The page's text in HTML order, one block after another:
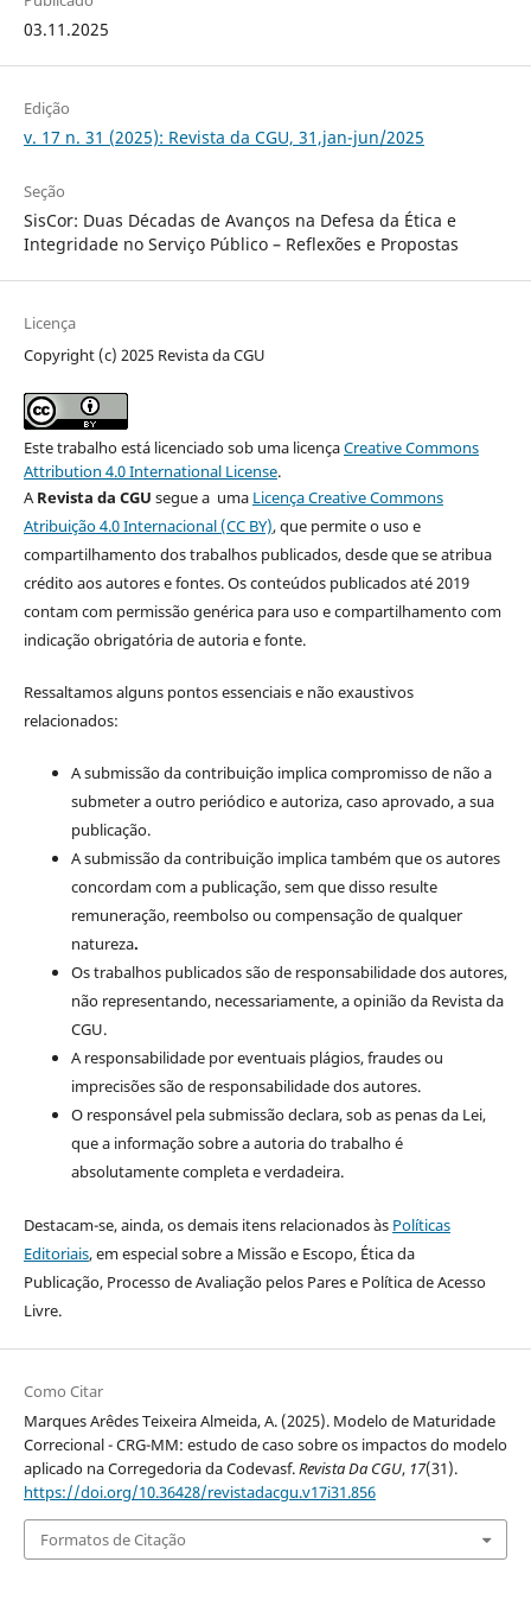
03.11.2025
Edição
v. 17 n. 31 (2025): Revista da CGU, 31,jan-jun/2025
Seção
SisCor: Duas Décadas de Avanços na Defesa da Ética e
Integridade no Serviço Público – Reflexões e Propostas
Licença
Copyright (c) 2025 Revista da CGU
Este trabalho está licenciado sob uma licençaCreative Commons
Attribution 4.0 International License.
ARevista da CGU segue a uma Licença Creative Commons
Atribuição 4.0 Internacional (CC BY), que permite o uso e
compartilhamento dos trabalhos publicados, desde que se atribua
crédito aos autores e fontes. Os conteúdos publicados até 2019
contam com permissão genérica para uso e compartilhamento com
indicação obrigatória de autoria e fonte.
Ressaltamos alguns pontos essenciais e não exaustivos
relacionados:
A submissão da contribuição implica compromisso de não a
submeter a outro periódico e autoriza, caso aprovado, a sua
publicação.
A submissão da contribuição implica também que os autores
concordam com a publicação, sem que disso resulte
remuneração, reembolso ou compensação de qualquer
natureza.
Os trabalhos publicados são de responsabilidade dos autores,
não representando, necessariamente, a opinião da Revista da
CGU.
A responsabilidade por eventuais plágios, fraudes ou
imprecisões são de responsabilidade dos autores.
O responsável pela submissão declara, sob as penas da Lei,
que a informação sobre a autoria do trabalho é
absolutamente completa e verdadeira.
Destacam-se, ainda, os demais itens relacionados às Políticas
Editoriais, em especial sobre a Missão e Escopo, Ética da
Publicação, Processo de Avaliação pelos Pares e Política de Acesso
Livre.
Como Citar
Marques Arêdes Teixeira Almeida, A. (2025). Modelo de Maturidade
Correcional - CRG-MM: estudo de caso sobre os impactos do modelo
aplicado na Corregedoria da Codevasf.Revista Da CGU, 17(31).
https://doi.org/10.36428/revistadacgu.v17i31.856
Formatos de Citação